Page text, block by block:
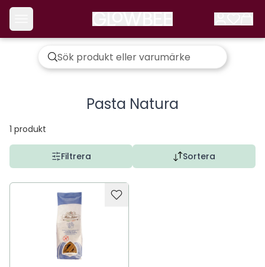
Pasta Natura
1 produkt
Filtrera Sortera